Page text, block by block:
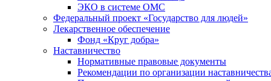
ЭКО в системе ОМС
Федеральный проект «Государство для людей»
Лекарственное обеспечение
Фонд «Круг добра»
Наставничество
Нормативные правовые документы
Рекомендации по организации